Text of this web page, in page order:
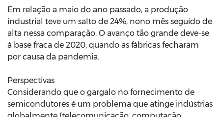
Em relação a maio do ano passado, a produção
industrial teve um salto de 24%, nono mês seguido de
alta nessa comparação. O avanço tão grande deve-se
à base fraca de 2020, quando as fábricas fecharam
por causa da pandemia.
Perspectivas
Considerando que o gargalo no fornecimento de
semicondutores é um problema que atinge indústrias